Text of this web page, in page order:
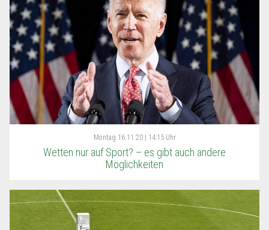
Montag 16.11.20 | 14:15 Uhr
Wetten nur auf Sport? – es gibt auch andere
Möglichkeiten